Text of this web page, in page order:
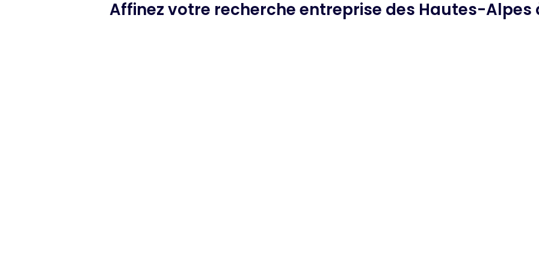
Affinez votre rechercheentreprise des Hautes-Alpes